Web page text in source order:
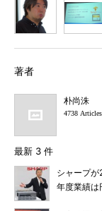
著者
朴尚洙
4738 Articles
最新 3 件
シャープ
年度業績は